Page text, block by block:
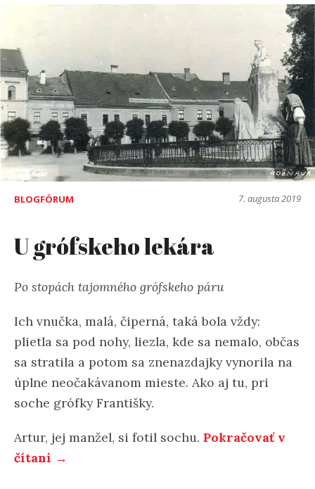
BLOGFÓRUM 7. augusta 2019
U grófskeho lekára
Po stopách tajomného grófskeho páru
Ich vnučka, malá, čiperná, taká bola vždy:
plietla sa pod nohy, liezla, kde sa nemalo, občas
sa stratila a potom sa znenazdajky vynorila na
úplne neočakávanom mieste. Ako aj tu, pri
soche grófky Františky.
Artur, jej manžel, si fotil sochu. Pokračovať v
čítaní →